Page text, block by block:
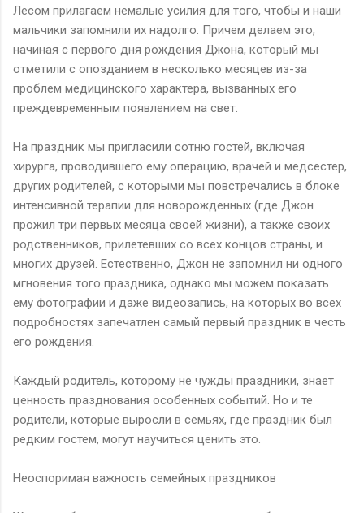
Лесом прилагаем немалые усилия для того, чтобы и наши
мальчики запомнили их надолго. Причем делаем это,
начиная с первого дня рождения Джона, который мы
отметили с опозданием в несколько месяцев из-за
проблем медицинского характера, вызванных его
преждевременным появлением на свет.
На праздник мы пригласили сотню гостей, включая
хирурга, проводившего ему операцию, врачей и медсестер,
других родителей, с которыми мы повстречались в блоке
интенсивной терапии для новорожденных (где Джон
прожил три первых месяца своей жизни), а также своих
родственников, прилетевших со всех концов страны, и
многих друзей. Естественно, Джон не запомнил ни одного
мгновения того праздника, однако мы можем показать
ему фотографии и даже видеозапись, на которых во всех
подробностях запечатлен самый первый праздник в честь
его рождения.
Каждый родитель, которому не чужды праздники, знает
ценность празднования особенных событий. Но и те
родители, которые выросли в семьях, где праздник был
редким гостем, могут научиться ценить это.
Неоспоримая важность семейных праздников